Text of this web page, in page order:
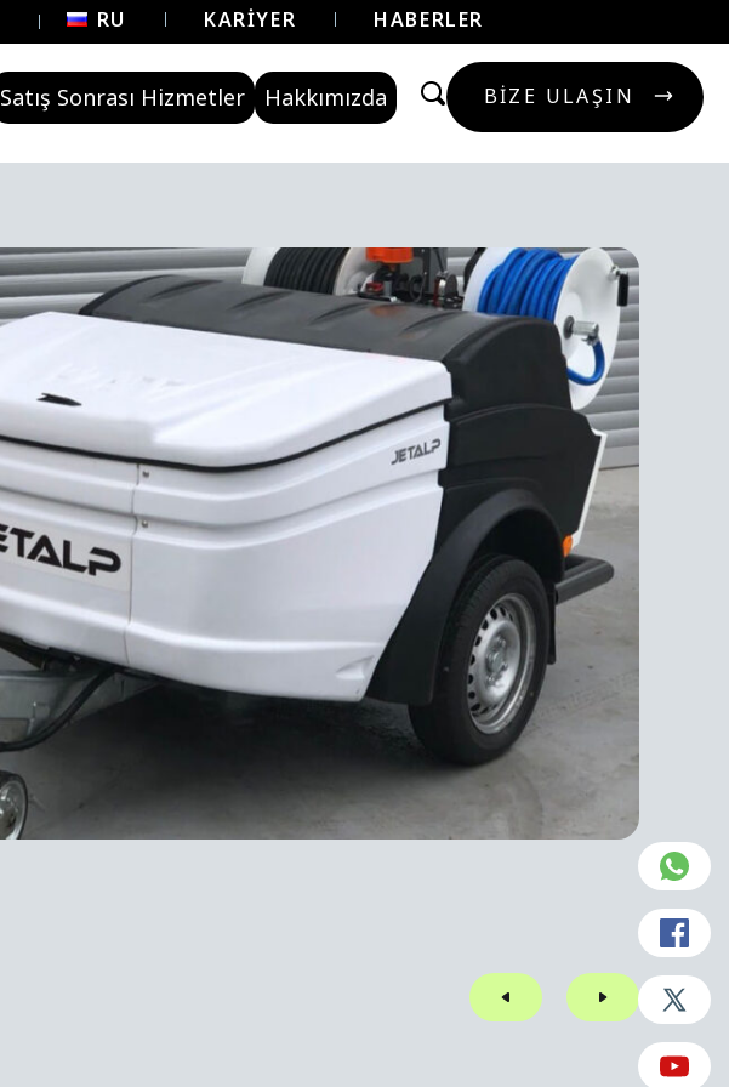
RU KARIYER HABERLER
Satış Sonrası Hizmetler Hakkımızda BIZE ULAŞIN
BIZE ULAŞIN